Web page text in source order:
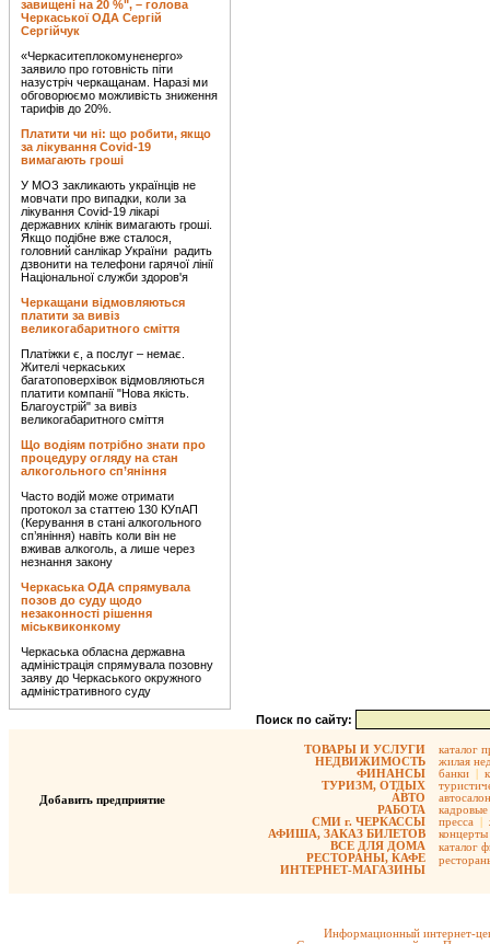
завищені на 20 %", – голова
Черкаської ОДА Сергій
Сергійчук
«Черкаситеплокомуненерго»
заявило про готовність піти
назустріч черкащанам. Наразі ми
обговорюємо можливість зниження
тарифів до 20%.
Платити чи ні: що робити, якщо
за лікування Covid-19
вимагають гроші
У МОЗ закликають українців не
мовчати про випадки, коли за
лікування Covid-19 лікарі
державних клінік вимагають гроші.
Якщо подібне вже сталося,
головний санлікар України радить
дзвонити на телефони гарячої лінії
Національної служби здоров'я
Черкащани відмовляються
платити за вивіз
великогабаритного сміття
Платіжки є, а послуг – немає.
Жителі черкаських
багатоповерхівок відмовляються
платити компанії "Нова якість.
Благоустрій" за вивіз
великогабаритного сміття
Що водіям потрібно знати про
процедуру огляду на стан
алкогольного сп’яніння
Часто водій може отримати
протокол за статтею 130 КУпАП
(Керування в стані алкогольного
сп’яніння) навіть коли він не
вживав алкоголь, а лише через
незнання закону
Черкаська ОДА спрямувала
позов до суду щодо
незаконності рішення
міськвиконкому
Черкаська обласна державна
адміністрація спрямувала позовну
заяву до Черкаського окружного
адміністративного суду
Поиск по сайту:
Добавить предприятие
ТОВАРЫ И УСЛУГИ
НЕДВИЖИМОСТЬ
ФИНАНСЫ
ТУРИЗМ, ОТДЫХ
АВТО
РАБОТА
СМИ г. ЧЕРКАССЫ
АФИША, ЗАКАЗ БИЛЕТОВ
ВСЕ ДЛЯ ДОМА
РЕСТОРАНЫ, КАФЕ
ИНТЕРНЕТ-МАГАЗИНЫ
каталог
жилая
банки |
кадровые
пресса |
концерты
каталог
Информационный интернет-